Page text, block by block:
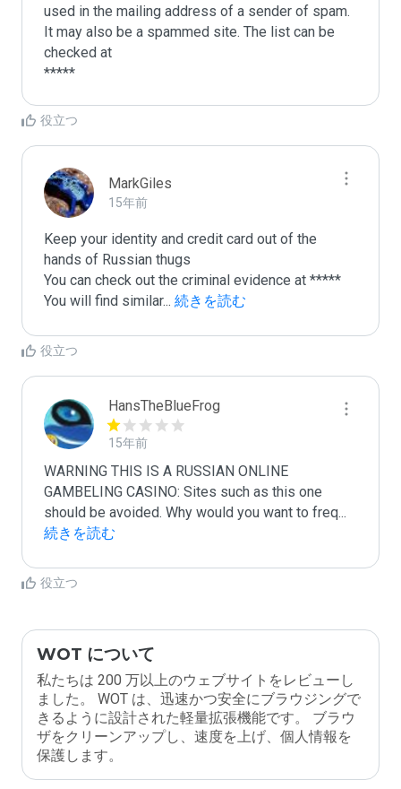
used in the mailing address of a sender of spam.
It may also be a spammed site. The list can be
checked at
役立つ
MarkGiles
15年前
Keep your identity and credit card out of the
hands of Russian thugs
You can check out the criminal evidence at *****
You will find similar... 続きを読む
役立つ
HansTheBlueFrog
15年前
WARNING THIS IS A RUSSIAN ONLINE
GAMBELING CASINO: Sites such as this one
should be avoided. Why would you want to freq...
続きを読む
役立つ
WOT について
私たちは 200 万以上のウェブサイトをレビューし
ました。 WOT は、迅速かつ安全にブラウジングで
きるように設計された軽量拡張機能です。 ブラウ
ザをクリーンアップし、速度を上げ、個人情報を
保護します。